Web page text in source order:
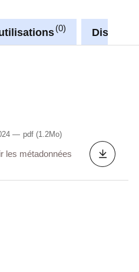
0
pdf (1.2Mo)
les métadonnées